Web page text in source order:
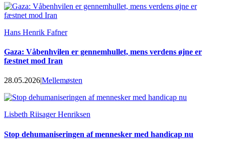
Hans Henrik Fafner
Gaza: Våbenhvilen er gennemhullet, mens verdens øjne er
fæstnet mod Iran
28.05.2026Mellemøsten
Lisbeth Riisager Henriksen
Stop dehumaniseringen af mennesker med handicap nu